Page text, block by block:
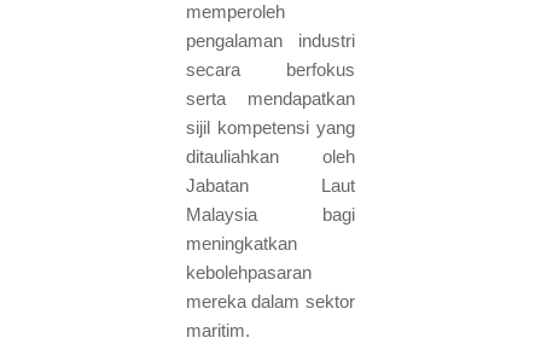
memperoleh
pengalaman industri
secara berfokus
serta mendapatkan
sijil kompetensi yang
ditauliahkan oleh
Jabatan Laut
Malaysia bagi
meningkatkan
kebolehpasaran
mereka dalam sektor
maritim.